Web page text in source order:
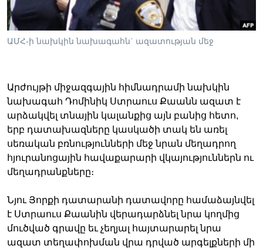
Լեզուներ
ԱՄՀ-ի նախկին նախագահն` ազատության մեջ
Արժույթի միջազգային հիմնադրամի նախկին
նախագահ Դոմինիկ Ստրաուս Քաանն ազատ է
արձակվել տնային կալանքից այն բանից հետո,
երբ դատախազները կասկածի տակ են առել
սեռական բռնությունների մեջնրան մեղադրող
հյուրանոցային հավաքարարի վկայություններն ու
մեղադրանքները։
Նյու Յորքի դատարանի դատավորը համաձայնվել
է Ստրաուս Քաանին վերադարձնել նրա կողմից
մուծված գրավը եւ չեղյալ հայտարարել նրա
ազատ տեղափոխման վրա դրված արգելքների մի